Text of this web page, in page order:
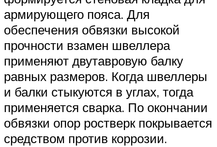
армирующего пояса. Для
обеспечения обвязки высокой
прочности взамен швеллера
применяют двутавровую балку
равных размеров. Когда швеллеры
и балки стыкуются в углах, тогда
применяется сварка. По окончании
обвязки опор ростверк покрывается
средством против коррозии.